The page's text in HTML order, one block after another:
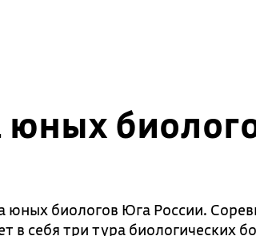
юных биологов Юга России.
в себя три тура биологических